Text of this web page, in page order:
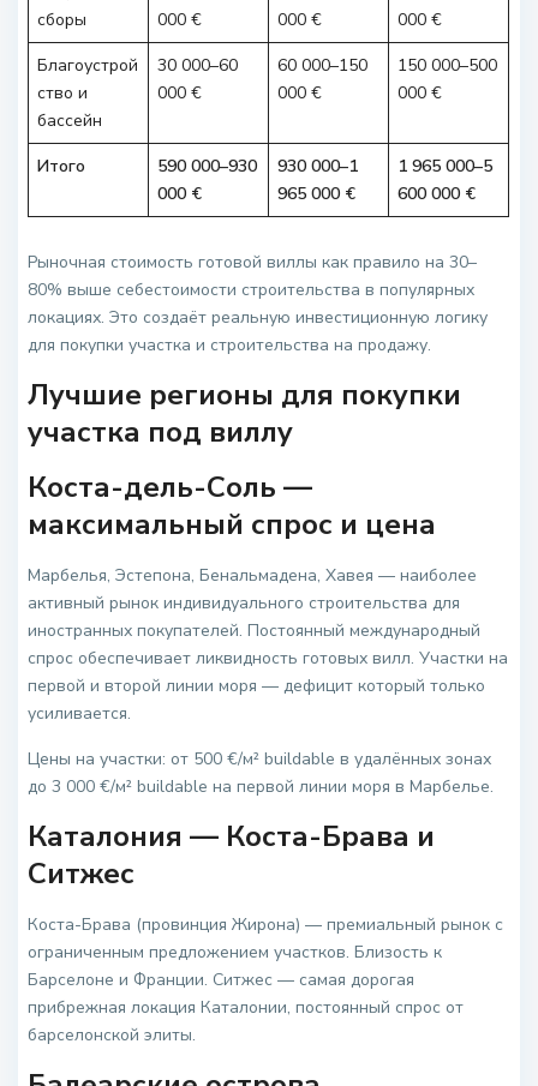
сборы
000 €
000 €
000 €
Благоустрой
ство и
бассейн
30 000–60
000 €
60 000–150
000 €
150 000–500
000 €
Итого
590 000–930
000 €
930 000–1
965 000 €
1 965 000–5
600 000 €
Рыночная стоимость готовой виллы как правило на 30–
80% выше себестоимости строительства в популярных
локациях. Это создаёт реальную инвестиционную логику
для покупки участка и строительства на продажу.
Лучшие регионы для покупки
участка под виллу
Коста-дель-Соль —
максимальный спрос и цена
Марбелья, Эстепона, Бенальмадена, Хавея — наиболее
активный рынок индивидуального строительства для
иностранных покупателей. Постоянный международный
спрос обеспечивает ликвидность готовых вилл. Участки на
первой и второй линии моря — дефицит который только
усиливается.
Цены на участки: от 500 €/м² buildable в удалённых зонах
до 3 000 €/м² buildable на первой линии моря в Марбелье.
Каталония — Коста-Брава и
Ситжес
Коста-Брава (провинция Жирона) — премиальный рынок с
ограниченным предложением участков. Близость к
Барселоне и Франции. Ситжес — самая дорогая
прибрежная локация Каталонии, постоянный спрос от
барселонской элиты.